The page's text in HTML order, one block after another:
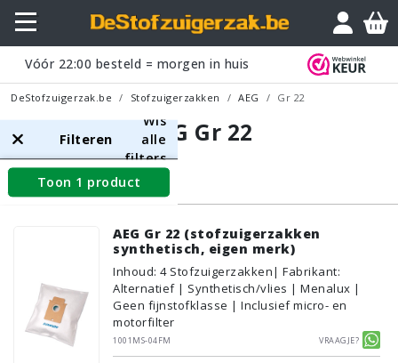
Vóór 22:00 besteld = morgen in huis
DeStofzuigerzak.be Stofzuigerzakken AEG Gr 22
AEG Gr 22
Filteren
Wis
alle
filters
Toon 1 product
Stofzuigerzakken
AEG Gr 22 (stofzuigerzakken
synthetisch, eigen merk)
Inhoud: 4 Stofzuigerzakken| Fabrikant:
Alternatief | Synthetisch/vlies | Menalux |
Geen fijnstofklasse | Inclusief micro- en
motorfilter
1001MS-04FM
Vraagje?